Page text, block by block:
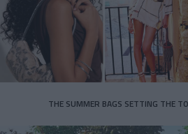
THE SUMMER BAGS SETTING THE